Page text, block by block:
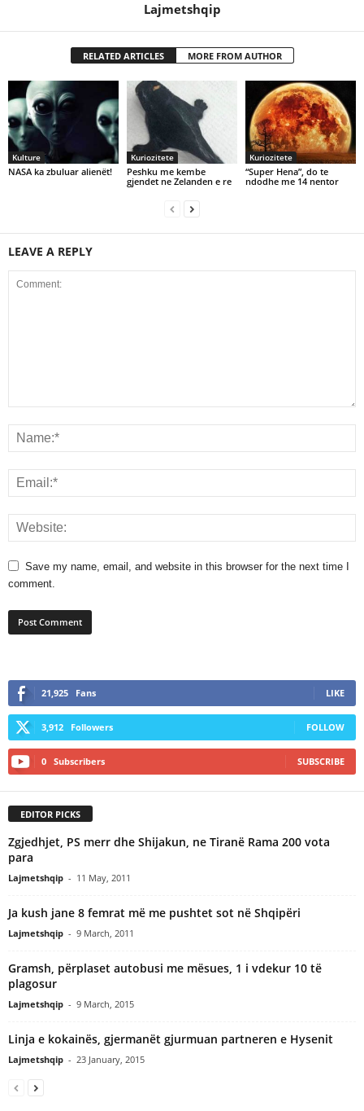
Lajmetshqip
RELATED ARTICLES MORE FROM AUTHOR
Kulture
NASA ka zbuluar alienët!
Kuriozitete
Peshku me kembe
gjendet ne Zelanden e re
Kuriozitete
“Super Hena”, do te
ndodhe me 14 nentor
LEAVE A REPLY
Save my name, email, and website in this browser for the next time I
comment.
21,925 Fans LIKE
3,912 Followers FOLLOW
0 Subscribers SUBSCRIBE
EDITOR PICKS
Zgjedhjet, PS merr dhe Shijakun, ne Tiranë Rama 200 vota
para
Lajmetshqip - 11 May, 2011
Ja kush jane 8 femrat më me pushtet sot në Shqipëri
Lajmetshqip - 9 March, 2011
Gramsh, përplaset autobusi me mësues, 1 i vdekur 10 të
plagosur
Lajmetshqip - 9 March, 2015
Linja e kokainës, gjermanët gjurmuan partneren e Hysenit
Lajmetshqip - 23 January, 2015